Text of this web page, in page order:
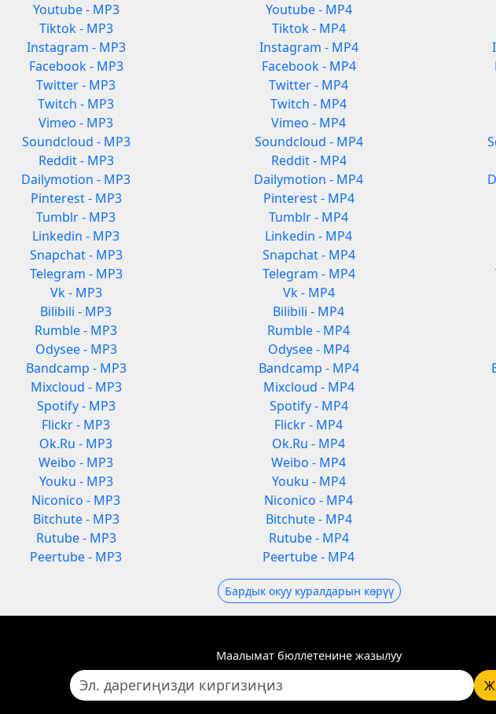
Youtube - MP3
Tiktok - MP3
Instagram - MP3
Facebook - MP3
Twitter - MP3
Twitch - MP3
Vimeo - MP3
Soundcloud - MP3
Reddit - MP3
Dailymotion - MP3
Pinterest - MP3
Tumblr - MP3
Linkedin - MP3
Snapchat - MP3
Telegram - MP3
Vk - MP3
Bilibili - MP3
Rumble - MP3
Odysee - MP3
Bandcamp - MP3
Mixcloud - MP3
Spotify - MP3
Flickr - MP3
Ok.Ru - MP3
Weibo - MP3
Youku - MP3
Niconico - MP3
Bitchute - MP3
Rutube - MP3
Peertube - MP3
Youtube - MP4
Tiktok - MP4
Instagram - MP4
Facebook - MP4
Twitter - MP4
Twitch - MP4
Vimeo - MP4
Soundcloud - MP4
Reddit - MP4
Dailymotion - MP4
Pinterest - MP4
Tumblr - MP4
Linkedin - MP4
Snapchat - MP4
Telegram - MP4
Vk - MP4
Bilibili - MP4
Rumble - MP4
Odysee - MP4
Bandcamp - MP4
Mixcloud - MP4
Spotify - MP4
Flickr - MP4
Ok.Ru - MP4
Weibo - MP4
Youku - MP4
Niconico - MP4
Bitchute - MP4
Rutube - MP4
Peertube - MP4
Бардык окуу куралдарын көрүү
Маалымат бюллетенине жазылуу